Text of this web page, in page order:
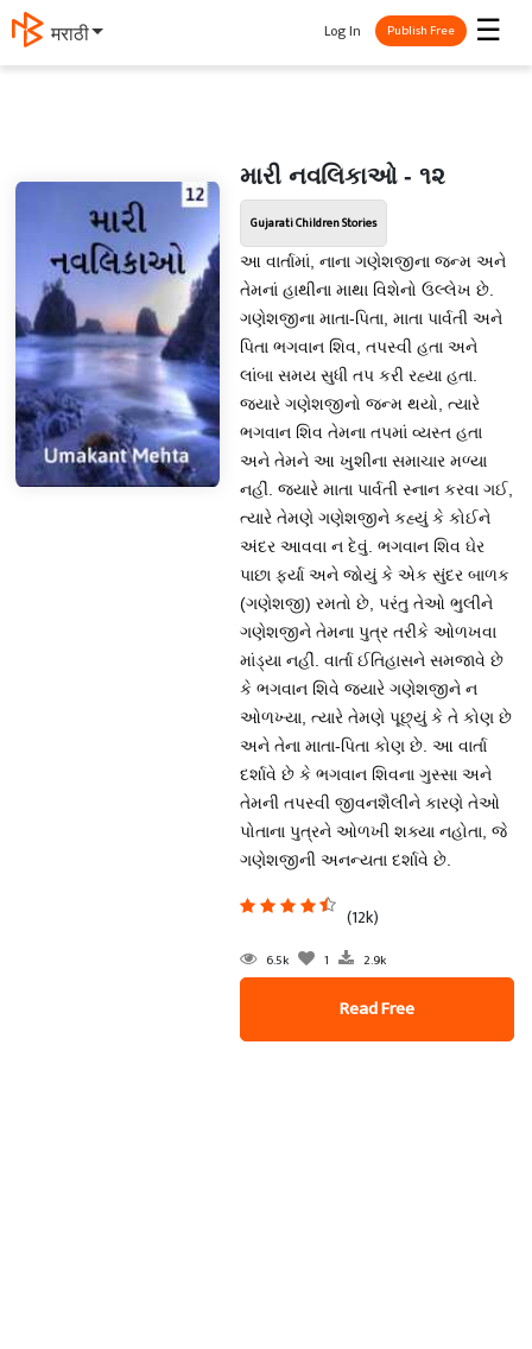
मराठी ☰
Log In Publish Free
મારી નવલિકાઓ - ૧૨
Gujarati Children Stories
આ વાર્તામાં, નાના ગણેશજીના જન્મ અને
તેમનાં હાથીના માથા વિશેનો ઉલ્લેખ છે.
ગણેશજીના માતા-પિતા, માતા પાર્વતી અને
પિતા ભગવાન શિવ, તપસ્વી હતા અને
લાંબા સમય સુધી તપ કરી રહ્યા હતા.
જ્યારે ગણેશજીનો જન્મ થયો, ત્યારે
ભગવાન શિવ તેમના તપમાં વ્યસ્ત હતા
અને તેમને આ ખુશીના સમાચાર મળ્યા
નહીં. જ્યારે માતા પાર્વતી સ્નાન કરવા ગઈ,
ત્યારે તેમણે ગણેશજીને કહ્યું કે કોઈને
અંદર આવવા ન દેવું. ભગવાન શિવ ઘેર
પાછા ફર્યા અને જોયું કે એક સુંદર બાળક
(ગણેશજી) રમતો છે, પરંતુ તેઓ ભુલીને
ગણેશજીને તેમના પુત્ર તરીકે ઓળખવા
માંડ્યા નહીં. વાર્તા ઈતિહાસને સમજાવે છે
કે ભગવાન શિવે જ્યારે ગણેશજીને ન
ઓળખ્યા, ત્યારે તેમણે પૂછ્યું કે તે કોણ છે
અને તેના માતા-પિતા કોણ છે. આ વાર્તા
દર્શાવે છે કે ભગવાન શિવના ગુસ્સા અને
તેમની તપસ્વી જીવનશૈલીને કારણે તેઓ
પોતાના પુત્રને ઓળખી શક્યા નહોતા, જે
ગણેશજીની અનન્યતા દર્શાવે છે.
(12k)
6.5k 1 2.9k
Read Free